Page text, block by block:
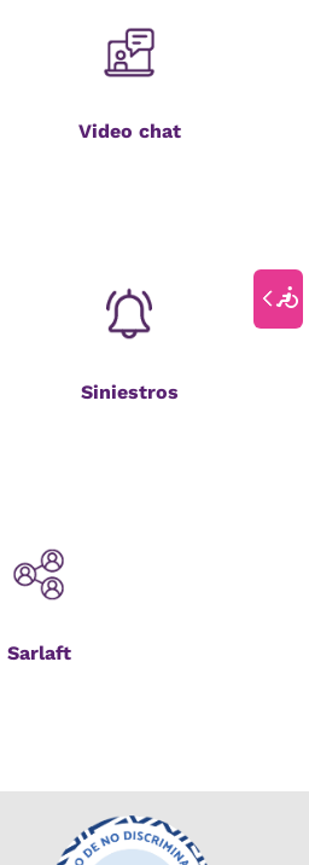
Video chat
Siniestros
Sarlaft